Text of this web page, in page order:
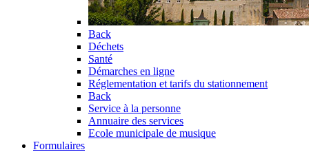
Back
Déchets
Santé
Démarches en ligne
Réglementation et tarifs du stationnement
Back
Service à la personne
Annuaire des services
Ecole municipale de musique
Formulaires